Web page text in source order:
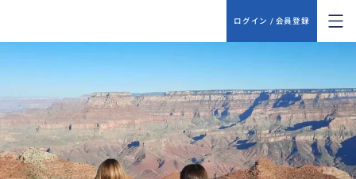
ログイン / 会員登録